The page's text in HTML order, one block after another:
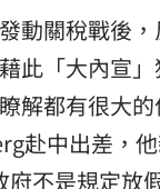
發動關稅戰後
此「大內宣
解都有很大
赴中出差，
不是規定放